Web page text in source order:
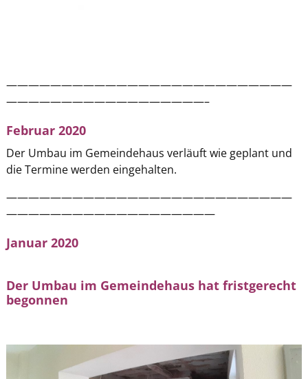
——————————————————————————
——————————————————–
Februar 2020
Der Umbau im Gemeindehaus verläuft wie geplant und
die Termine werden eingehalten.
——————————————————————————
———————————————————
Januar 2020
Der Umbau im Gemeindehaus hat fristgerecht
begonnen